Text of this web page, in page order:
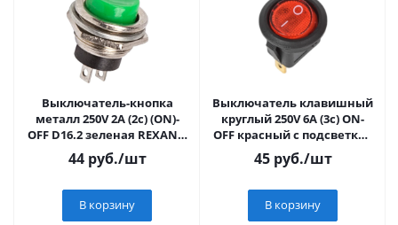
Выключатель-кнопка
металл 250V 2А (2с) (ON)-
OFF D16.2 зеленая REXANT,
36-3353
44руб./шт
В корзину
Выключатель клавишный
круглый 250V 6А (3с) ON-
OFF красный с подсветкой
(RWB-214, SC-214, MIRS-101-
45руб./шт
В корзину